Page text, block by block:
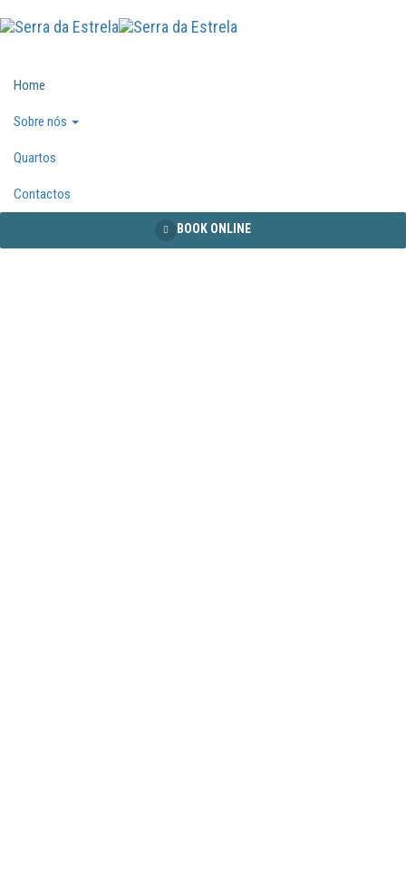
Home
Sobre nós
Quartos
Contactos
BOOK ONLINE